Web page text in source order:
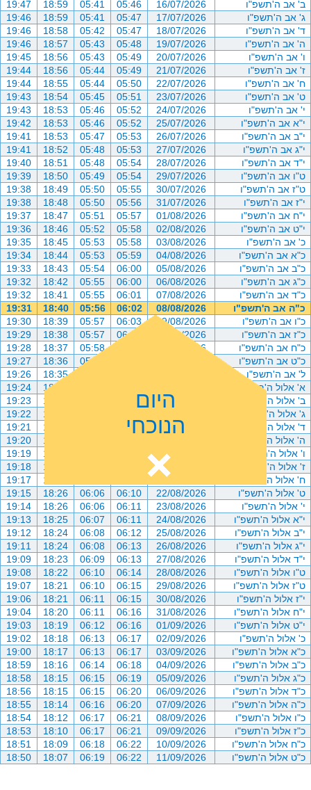
ב' אב ה'תשפ"ו
16/07/2026
05:46
05:41
18:59
19:47
ג' אב ה'תשפ"ו
17/07/2026
05:47
05:41
18:59
19:46
ד' אב ה'תשפ"ו
18/07/2026
05:47
05:42
18:58
19:46
ה' אב ה'תשפ"ו
19/07/2026
05:48
05:43
18:57
19:46
ו' אב ה'תשפ"ו
20/07/2026
05:49
05:43
18:56
19:45
ז' אב ה'תשפ"ו
21/07/2026
05:49
05:44
18:56
19:44
ח' אב ה'תשפ"ו
22/07/2026
05:50
05:44
18:55
19:44
ט' אב ה'תשפ"ו
23/07/2026
05:51
05:45
18:54
19:43
י' אב ה'תשפ"ו
24/07/2026
05:52
05:46
18:53
19:43
י"א אב ה'תשפ"ו
25/07/2026
05:52
05:46
18:53
19:42
י"ב אב ה'תשפ"ו
26/07/2026
05:53
05:47
18:53
19:41
י"ג אב ה'תשפ"ו
27/07/2026
05:53
05:48
18:52
19:41
י"ד אב ה'תשפ"ו
28/07/2026
05:54
05:48
18:51
19:40
ט"ו אב ה'תשפ"ו
29/07/2026
05:54
05:49
18:50
19:39
ט"ז אב ה'תשפ"ו
30/07/2026
05:55
05:50
18:49
19:38
י"ז אב ה'תשפ"ו
31/07/2026
05:56
05:50
18:48
19:38
י"ח אב ה'תשפ"ו
01/08/2026
05:57
05:51
18:47
19:37
י"ט אב ה'תשפ"ו
02/08/2026
05:58
05:52
18:46
19:36
כ' אב ה'תשפ"ו
03/08/2026
05:58
05:53
18:45
19:35
כ"א אב ה'תשפ"ו
04/08/2026
05:59
05:53
18:44
19:34
כ"ב אב ה'תשפ"ו
05/08/2026
06:00
05:54
18:43
19:33
כ"ג אב ה'תשפ"ו
06/08/2026
06:00
05:55
18:42
19:32
כ"ד אב ה'תשפ"ו
07/08/2026
06:01
05:55
18:41
19:32
כ"ה אב ה'תשפ"ו
08/08/2026
06:02
05:56
18:40
19:31
כ"ו אב ה'תשפ"ו
09/08/2026
06:03
05:57
18:39
19:30
כ"ז אב ה'תשפ"ו
10/08/2026
06:03
05:57
18:38
19:29
כ"ח אב ה'תשפ"ו
11/08/2026
05:58
18:37
19:28
כ"ט אב ה'תשפ"ו
05:59
18:36
19:27
ל' אב ה'תשפ"ו
18:35
19:26
א' אלול ה'תשפ"ו
18:34
19:24
ב' אלול ה'תשפ"ו
15/08/2026
18:33
19:23
ג' אלול ה'תשפ"ו
18:32
19:22
ד' אלול ה'תשפ"ו
17/08/2026
06:08
18:31
19:21
ה' אלול ה'תשפ"ו
18:30
19:20
ו' אלול ה'תשפ"ו
19/08/2026
18:28
19:19
ז' אלול ה'תשפ"ו
20/08/2026
18:28
19:18
ח' אלול ה'תשפ"ו
21/08/2026
18:27
19:17
ט' אלול ה'תשפ"ו
22/08/2026
06:10
06:06
18:26
19:15
י' אלול ה'תשפ"ו
23/08/2026
06:11
06:06
18:26
19:14
י"א אלול ה'תשפ"ו
24/08/2026
06:11
06:07
18:25
19:13
י"ב אלול ה'תשפ"ו
25/08/2026
06:12
06:08
18:24
19:12
י"ג אלול ה'תשפ"ו
26/08/2026
06:13
06:08
18:24
19:11
י"ד אלול ה'תשפ"ו
27/08/2026
06:13
06:09
18:23
19:09
ט"ו אלול ה'תשפ"ו
28/08/2026
06:14
06:10
18:22
19:08
ט"ז אלול ה'תשפ"ו
29/08/2026
06:15
06:10
18:21
19:07
י"ז אלול ה'תשפ"ו
30/08/2026
06:15
06:11
18:21
19:06
י"ח אלול ה'תשפ"ו
31/08/2026
06:16
06:11
18:20
19:04
י"ט אלול ה'תשפ"ו
01/09/2026
06:16
06:12
18:19
19:03
כ' אלול ה'תשפ"ו
02/09/2026
06:17
06:13
18:18
19:02
כ"א אלול ה'תשפ"ו
03/09/2026
06:17
06:13
18:17
19:00
כ"ב אלול ה'תשפ"ו
04/09/2026
06:18
06:14
18:16
18:59
כ"ג אלול ה'תשפ"ו
05/09/2026
06:19
06:15
18:15
18:58
כ"ד אלול ה'תשפ"ו
06/09/2026
06:20
06:15
18:15
18:56
כ"ה אלול ה'תשפ"ו
07/09/2026
06:20
06:16
18:14
18:55
כ"ו אלול ה'תשפ"ו
08/09/2026
06:21
06:17
18:12
18:54
כ"ז אלול ה'תשפ"ו
09/09/2026
06:21
06:17
18:10
18:53
כ"ח אלול ה'תשפ"ו
10/09/2026
06:22
06:18
18:09
18:51
כ"ט אלול ה'תשפ"ו
11/09/2026
06:22
06:19
18:07
18:50
היום
הנוכחי